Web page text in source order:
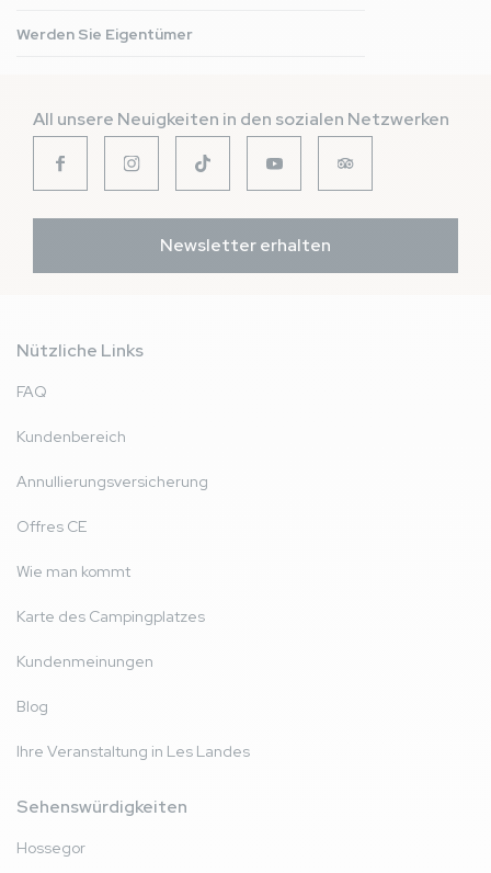
Werden Sie Eigentümer
All unsere Neuigkeiten in den sozialen Netzwerken
Newsletter erhalten
Nützliche Links
FAQ
Kundenbereich
Annullierungsversicherung
Offres CE
Wie man kommt
Karte des Campingplatzes
Kundenmeinungen
Blog
Ihre Veranstaltung in Les Landes
Sehenswürdigkeiten
Hossegor